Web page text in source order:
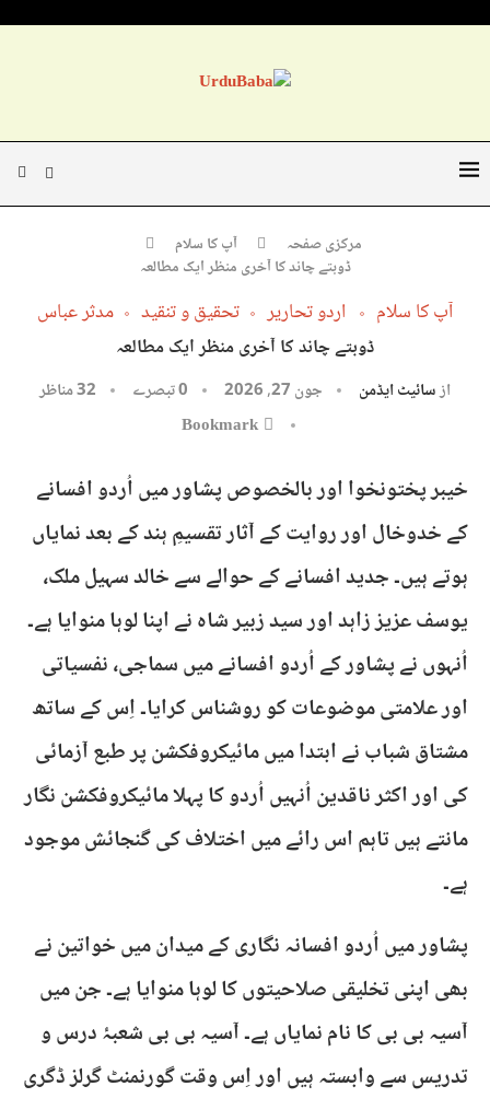
مرکزی صفحہ
آپ کا سلام
ڈوبتے چاند کا آخری منظر ایک مطالعہ
آپ کا سلام اردو تحاریر تحقیق و تنقید مدثر عباس
ڈوبتے چاند کا آخری منظر ایک مطالعہ
ازسائیٹ ایڈمن جون 27, 2026 0 تبصرے 32مناظر
Bookmark
خیبر پختونخوا اور بالخصوص پشاور میں اُردو افسانے
کے خدوخال اور روایت کے آثار تقسیمِ ہند کے بعد نمایاں
ہوتے ہیں۔ جدید افسانے کے حوالے سے خالد سہیل ملک،
یوسف عزیز زاہد اور سید زبیر شاہ نے اپنا لوہا منوایا ہے۔
اُنہوں نے پشاور کے اُردو افسانے میں سماجی، نفسیاتی
اور علامتی موضوعات کو روشناس کرایا۔ اِس کے ساتھ ​
مشتاق شباب نے ابتدا میں مائیکروفکشن پر طبع آزمائی
کی اور اکثر ناقدین اُنہیں اُردو کا پہلا مائیکروفکشن نگار
مانتے ہیں تاہم اس رائے میں اختلاف کی گنجائش موجود
ہے۔
​پشاور میں اُردو افسانہ نگاری کے میدان میں خواتین نے
بھی اپنی تخلیقی صلاحیتوں کا لوہا منوایا ہے۔ جن میں
آسیہ بی بی کا نام نمایاں ہے۔ آسیہ بی بی شعبۂ درس و
تدریس سے وابستہ ہیں اور اِس وقت گورنمنٹ گرلز ڈگری